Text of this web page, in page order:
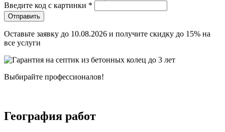
Введите код с картинки *
Отправить
Оставьте заявку до 10.08.2026 и получите скидку до 15% на
все услуги
Выбирайте профессионалов!
География работ